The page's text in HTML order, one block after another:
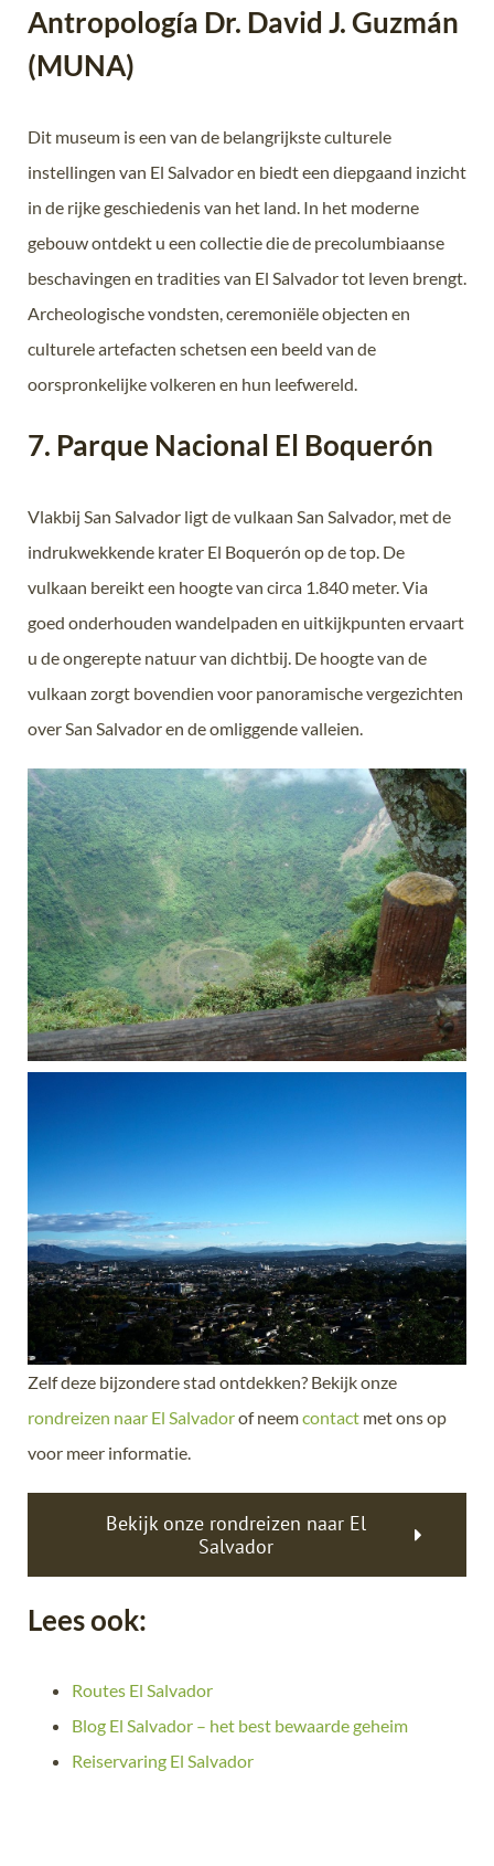
Antropología Dr. David J. Guzmán
(MUNA)
Dit museum is een van de belangrijkste culturele
instellingen van El Salvador en biedt een diepgaand inzicht
in de rijke geschiedenis van het land. In het moderne
gebouw ontdekt u een collectie die de precolumbiaanse
beschavingen en tradities van El Salvador tot leven brengt.
Archeologische vondsten, ceremoniële objecten en
culturele artefacten schetsen een beeld van de
oorspronkelijke volkeren en hun leefwereld.
7. Parque Nacional El Boquerón
Vlakbij San Salvador ligt de vulkaan San Salvador, met de
indrukwekkende krater El Boquerón op de top. De
vulkaan bereikt een hoogte van circa 1.840 meter. Via
goed onderhouden wandelpaden en uitkijkpunten ervaart
u de ongerepte natuur van dichtbij. De hoogte van de
vulkaan zorgt bovendien voor panoramische vergezichten
over San Salvador en de omliggende valleien.
Zelf deze bijzondere stad ontdekken? Bekijk onze
rondreizen naar El Salvadorof neemcontact met ons op
voor meer informatie.
Bekijk onze rondreizen naar El
Salvador
Lees ook:
Routes El Salvador
Blog El Salvador – het best bewaarde geheim
Reiservaring El Salvador